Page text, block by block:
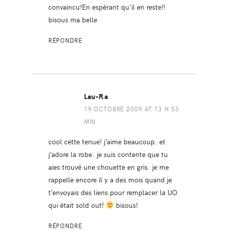
convaincu!En espérant qu’il en reste!!
bisous ma belle
RÉPONDRE
Lau-Ra
19 OCTOBRE 2009 AT 13 H 53
MIN
cool cette tenue! j’aime beaucoup. et
j’adore la robe. je suis contente que tu
aies trouvé une chouette en gris. je me
rappelle encore il y a des mois quand je
t’envoyais des liens pour remplacer la UO
qui était sold out!
bisous!
RÉPONDRE